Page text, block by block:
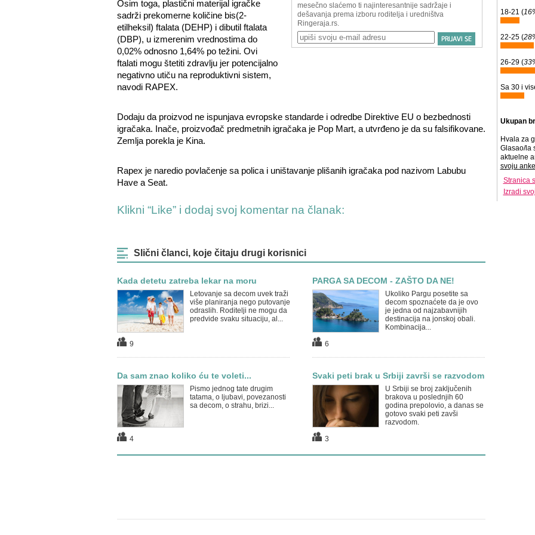
Osim toga, plastični materijal igračke
sadrži prekomerne količine bis(2-
etilheksil) ftalata (DEHP) i dibutil ftalata
(DBP), u izmerenim vrednostima do
0,02% odnosno 1,64% po težini. Ovi
ftalati mogu štetiti zdravlju jer potencijalno
negativno utiču na reproduktivni sistem,
navodi RAPEX.
Dodaju da proizvod ne ispunjava evropske standarde i odredbe Direktive EU o bezbednosti
igračaka. Inače, proizvođač predmetnih igračaka je Pop Mart, a utvrđeno je da su falsifikovane.
Zemlja porekla je Kina.
Rapex je naredio povlačenje sa polica i uništavanje plišanih igračaka pod nazivom Labubu
Have a Seat.
Klikni “Like” i dodaj svoj komentar na članak:
Slični članci, koje čitaju drugi korisnici
Kada detetu zatreba lekar na moru
Letovanje sa decom uvek traži
više planiranja nego putovanje
odraslih. Roditelji ne mogu da
predvide svaku situaciju, al...
9
PARGA SA DECOM - ZAŠTO DA NE!
Ukoliko Pargu posetite sa
decom spoznaćete da je ovo
je jedna od najzabavnijih
destinacija na jonskoj obali.
Kombinacija...
6
Da sam znao koliko ću te voleti...
Pismo jednog tate drugim
tatama, o ljubavi, povezanosti
sa decom, o strahu, brizi...
4
Svaki peti brak u Srbiji završi se razvodom
U Srbiji se broj zaključenih
brakova u poslednjih 60
godina prepolovio, a danas se
gotovo svaki peti zavši
razvodom.
3
18-21 (
22-25 (
26-29 (
Sa 30 i
Ukupan
Hvala za
Glasao/la
aktuelne
svoju
Stranica
Izradi